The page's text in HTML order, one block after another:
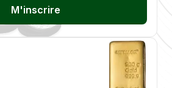
M'inscrire